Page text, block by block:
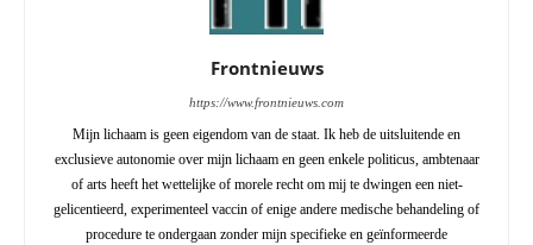
Frontnieuws
https://www.frontnieuws.com
Mijn lichaam is geen eigendom van de staat. Ik heb de uitsluitende en
exclusieve autonomie over mijn lichaam en geen enkele politicus, ambtenaar
of arts heeft het wettelijke of morele recht om mij te dwingen een niet-
gelicentieerd, experimenteel vaccin of enige andere medische behandeling of
procedure te ondergaan zonder mijn specifieke en geïnformeerde